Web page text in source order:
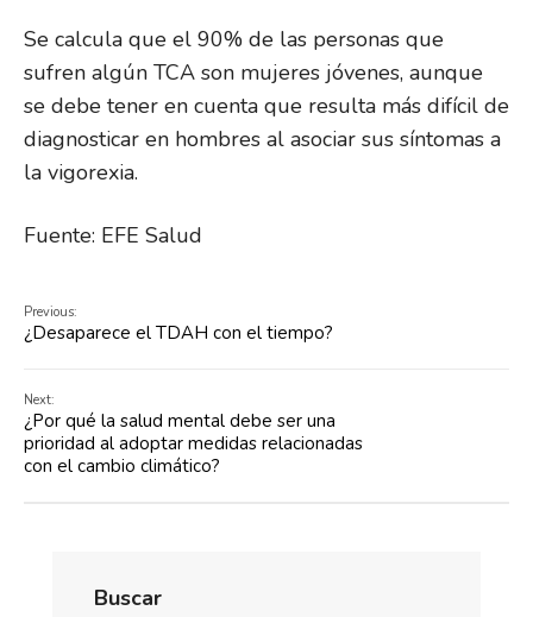
Se calcula que el 90% de las personas que
sufren algún TCA son mujeres jóvenes, aunque
se debe tener en cuenta que resulta más difícil de
diagnosticar en hombres al asociar sus síntomas a
la vigorexia.
Fuente: EFE Salud
Previous:
¿Desaparece el TDAH con el tiempo?
Next:
¿Por qué la salud mental debe ser una
prioridad al adoptar medidas relacionadas
con el cambio climático?
Buscar